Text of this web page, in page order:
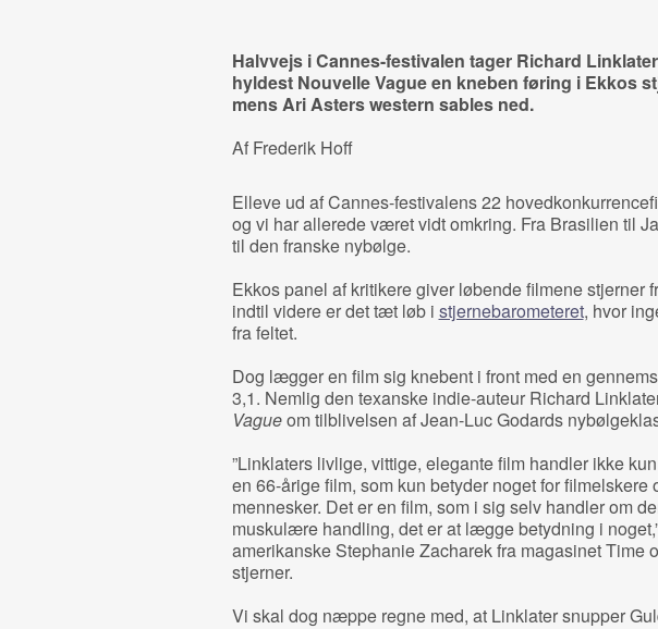
Halvvejs i Cannes-festivalen tager Richard
hyldest Nouvelle Vague en kneben føring i Ekkos
mens Ari Asters western sables ned.
Af Frederik Hoff
Elleve ud af Cannes-festivalens 22
og vi har allerede været vidt omkring. Fra Brasilien til
til den franske nybølge.
Ekkos panel af kritikere giver løbende filmene stjerner
indtil videre er det tæt løb i stjernebarometeret, hvor
fra feltet.
Dog lægger en film sig knebent i front med en
3,1. Nemlig den texanske indie-auteur Richard
Vagueom tilblivelsen af Jean-Luc Godards
”Linklaters livlige, vittige, elegante film handler ikke
en 66-årige film, som kun betyder noget for filmelskere
mennesker. Det er en film, som i sig selv handler om
muskulære handling, det er at lægge betydning i
amerikanske Stephanie Zacharek fra magasinet Time
stjerner.
Vi skal dog næppe regne med, at Linklater snupper